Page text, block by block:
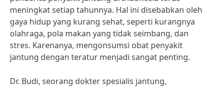
meningkat setiap tahunnya. Hal ini disebabkan oleh
gaya hidup yang kurang sehat, seperti kurangnya
olahraga, pola makan yang tidak seimbang, dan
stres. Karenanya, mengonsumsi obat penyakit
jantung dengan teratur menjadi sangat penting.
Dr. Budi, seorang dokter spesialis jantung,